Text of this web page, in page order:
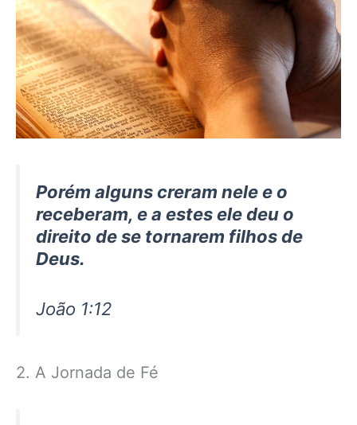
Porém alguns creram nele e o
receberam, e a estes ele deu o
direito de se tornarem filhos de
Deus.
João 1:12
2. A Jornada de Fé